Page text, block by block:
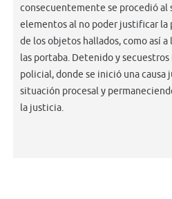
consecuentemente se procedió al
elementos al no poder justificar la
de los objetos hallados, como así
las portaba. Detenido y
policial, donde se inició una
situación procesal y
la justicia.